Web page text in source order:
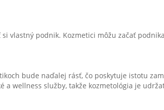
vlastný podnik. Kozmetici môžu začať
bude naďalej rásť, čo poskytuje istotu
a wellness služby, takže kozmetológia je